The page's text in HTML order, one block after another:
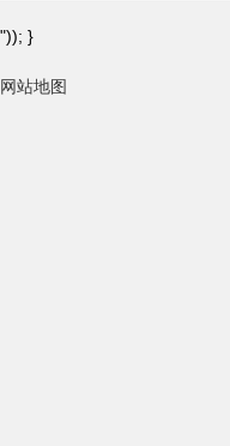
")); }
网站地图